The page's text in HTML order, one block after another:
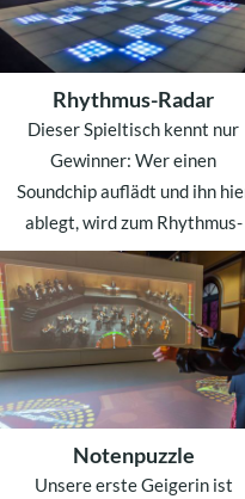
Rhythmus-Radar
Dieser Spieltisch kennt nur
Gewinner: Wer einen
Soundchip auflädt und ihn
ablegt, wird zum Rhythmus-
Baumeister.
WEITERLESEN
Notenpuzzle
Unsere erste Geigerin ist